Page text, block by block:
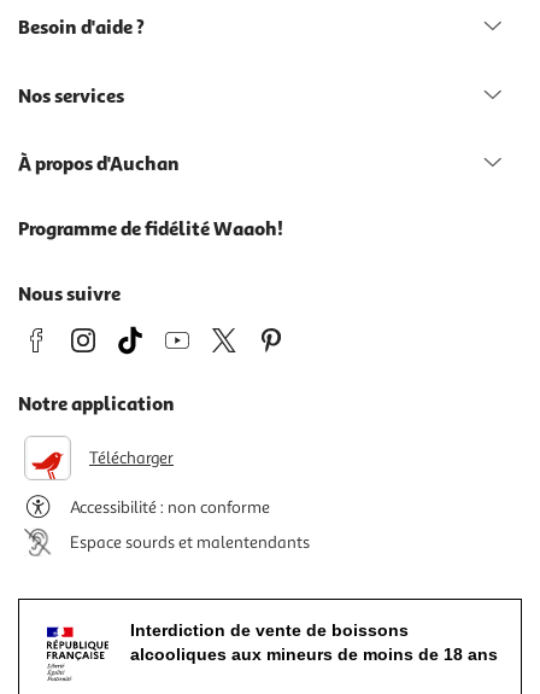
Besoin d'aide ?
Nos services
À propos d'Auchan
Programme de fidélité Waaoh!
Nous suivre
Notre application
Télécharger
Accessibilité : non conforme
Espace sourds et malentendants
Interdiction de vente de boissons
alcooliques aux mineurs de moins de 18 ans